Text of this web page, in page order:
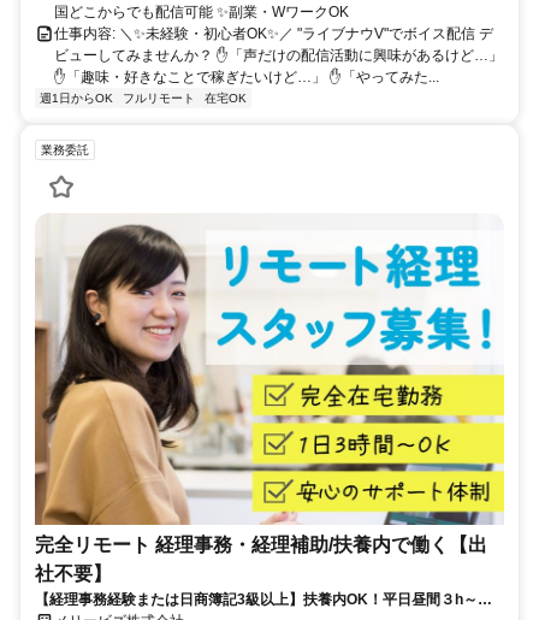
国どこからでも配信可能 ✨副業・WワークOK
仕事内容: ＼✨未経験・初心者OK✨／ "ライブナウV"でボイス配信 デ
ビューしてみませんか？ ✋「声だけの配信活動に興味があるけど…」
✋「趣味・好きなことで稼ぎたいけど…」 ✋「やってみた...
週1日からOK フルリモート 在宅OK
業務委託
完全リモート 経理事務・経理補助/扶養内で働く【出
社不要】
【経理事務経験または日商簿記3級以上】扶養内OK！平日昼間３h～。